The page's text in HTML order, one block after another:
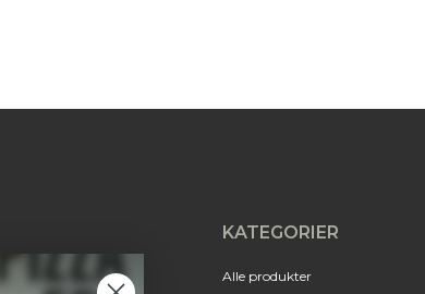
KATEGORIER
Alle produkter